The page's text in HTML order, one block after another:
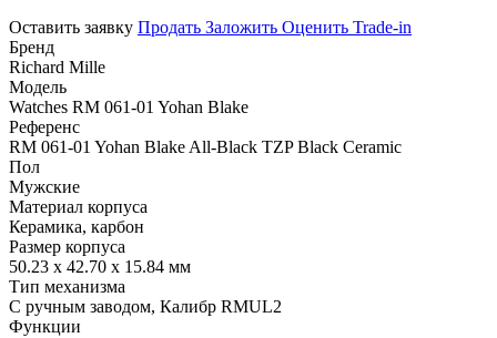
Оставить заявку Продать Заложить Оценить Trade-in
Бренд
Richard Mille
Модель
Watches RM 061-01 Yohan Blake
Референс
RM 061-01 Yohan Blake All-Black TZP Black Ceramic
Пол
Мужские
Материал корпуса
Керамика, карбон
Размер корпуса
50.23 х 42.70 х 15.84 мм
Тип механизма
С ручным заводом, Калибр RMUL2
Функции